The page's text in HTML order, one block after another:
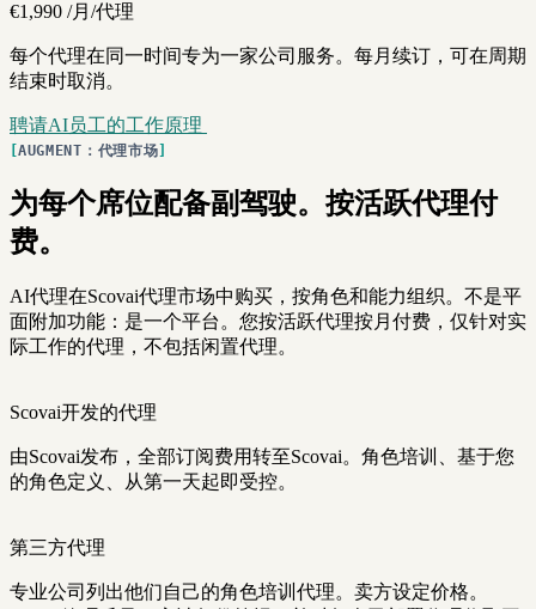
€1,990 /月/代理
每个代理在同一时间专为一家公司服务。每月续订，可在周期
结束时取消。
聘请AI员工的工作原理
AUGMENT：代理市场
为每个席位配备副驾驶。按活跃代理付
费。
AI代理在Scovai代理市场中购买，按角色和能力组织。不是平
面附加功能：是一个平台。您按活跃代理按月付费，仅针对实
际工作的代理，不包括闲置代理。
Scovai开发的代理
由Scovai发布，全部订阅费用转至Scovai。角色培训、基于您
的角色定义、从第一天起即受控。
第三方代理
专业公司列出他们自己的角色培训代理。卖方设定价格。